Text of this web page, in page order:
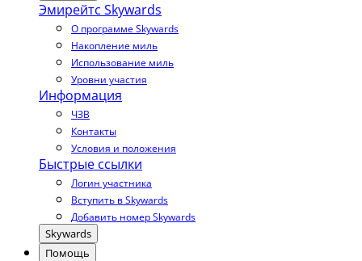
Эмирейтс Skywards
О программе Skywards
Накопление миль
Использование миль
Уровни участия
Информация
ЧЗВ
Контакты
Условия и положения
Быстрые ссылки
Логин участника
Вступить в Skywards
Добавить номер Skywards
Skywards
Помощь